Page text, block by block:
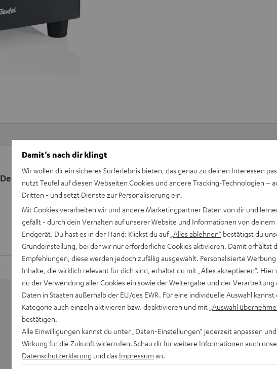
Deine Kaufberatung
Keinen Store in der Nähe? Kein
beraten dich auch persönlich am
Damit‘s nach dir klingt
Wir wollen dir ein sicheres Surferlebnis bieten, das genau zu deinen Interessen
nutzt Teufel auf diesen Webseiten Cookies und andere Tracking-Technologien –
Dritten - und setzt Dienste zur Personalisierung ein.
Mit Cookies verarbeiten wir und andere Marketingpartner Daten von dir und
gefällt - durch dein Verhalten auf unserer Website und Informationen von deinem
Endgerät. Du hast es in der Hand: Klickst du auf „Alles ablehnen“ bestätigst du
Grundeinstellung, bei der wir nur erforderliche Cookies aktivieren. Damit erhältst
Empfehlungen, diese werden jedoch zufällig ausgewählt. Personalisierte
Inhalte, die wirklich relevant für dich sind, erhältst du mit „Alles akzeptieren“. Hier
du der Verwendung aller Cookies ein sowie der Weitergabe und der Verarbeitung
Daten in Staaten außerhalb der EU/des EWR. Für eine individuelle Auswahl kannst
Kategorie auch einzeln aktivieren bzw. deaktivieren und mit „Auswahl
bestätigen.
Alle Einwilligungen kannst du unter „Daten-Einstellungen“ jederzeit anpassen
Wirkung für die Zukunft widerrufen. Schau dir für weitere Informationen auch
Datenschutzerklärung und das Impressum an.